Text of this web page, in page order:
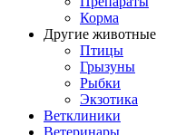
Корма
Другие животные
Птицы
Грызуны
Рыбки
Экзотика
Ветклиники
Ветеринары